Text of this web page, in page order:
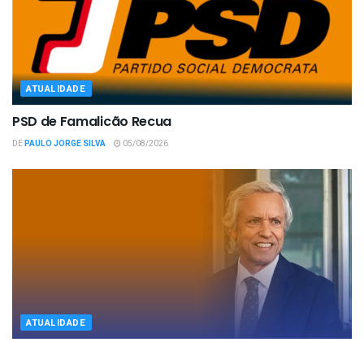
ATUALIDADE
PSD de Famalicão Recua
DEPAULO JORGE SILVA 05/08/2026
ATUALIDADE